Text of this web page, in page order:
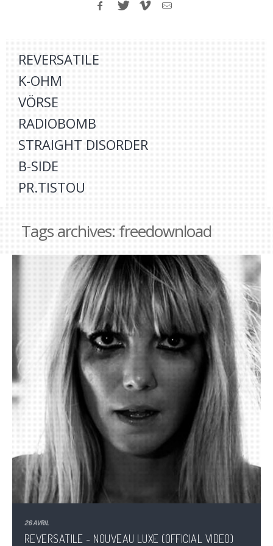
REVERSATILE
K-OHM
VÖRSE
RADIOBOMB
STRAIGHT DISORDER
B-SIDE
PR.TISTOU
Tags archives: freedownload
26 AVRIL
REVERSATILE - NOUVEAU LUXE (OFFICIAL VIDEO)